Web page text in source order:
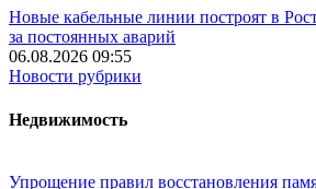
Новые кабельные линии построят в
за постоянных аварий
06.08.2026 09:55
Новости рубрики
Недвижимость
Упрощение правил восстановления